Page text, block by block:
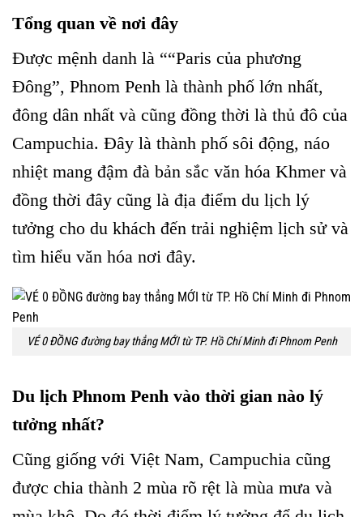
Tổng quan về nơi đây
Được mệnh danh là ““Paris của phương
Đông”, Phnom Penh là thành phố lớn nhất,
đông dân nhất và cũng đồng thời là thủ đô của
Campuchia. Đây là thành phố sôi động, náo
nhiệt mang đậm đà bản sắc văn hóa Khmer và
đồng thời đây cũng là địa điểm du lịch lý
tưởng cho du khách đến trải nghiệm lịch sử và
tìm hiểu văn hóa nơi đây.
VÉ 0 ĐỒNG đường bay thẳng MỚI từ TP. Hồ Chí Minh đi Phnom Penh
Du lịch Phnom Penh vào thời gian nào lý
tưởng nhất?
Cũng giống với Việt Nam, Campuchia cũng
được chia thành 2 mùa rõ rệt là mùa mưa và